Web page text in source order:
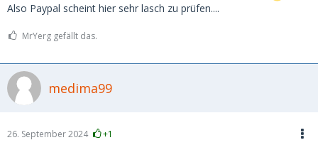
Also Paypal scheint hier sehr lasch zu prüfen....
MrYerg gefällt das.
medima99
26. September 2024 +1